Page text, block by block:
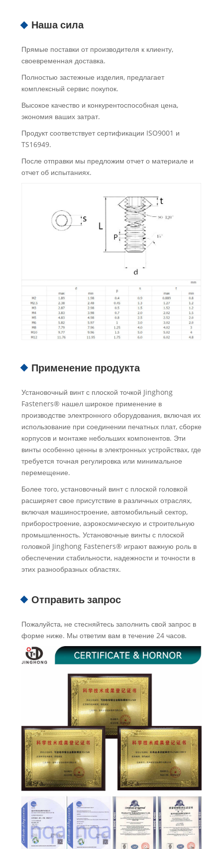
Наша сила
Прямые поставки от производителя к клиенту,
своевременная доставка.
Полностью застежные изделия, предлагает
комплексный сервис покупок.
Высокое качество и конкурентоспособная цена,
экономия ваших затрат.
Продукт соответствует сертификации ISO9001 и
TS16949.
После отправки мы предложим отчет о материале и
отчет об испытаниях.
Применение продукта
Установочный винт с плоской точкой Jinghong
Fasteners® нашел широкое применение в
производстве электронного оборудования, включая их
использование при соединении печатных плат, сборке
корпусов и монтаже небольших компонентов. Эти
винты особенно ценны в электронных устройствах, где
требуется точная регулировка или минимальное
перемещение.
Более того, установочный винт с плоской головкой
расширяет свое присутствие в различных отраслях,
включая машиностроение, автомобильный сектор,
приборостроение, аэрокосмическую и строительную
промышленность. Установочные винты с плоской
головкой Jinghong Fasteners® играют важную роль в
обеспечении стабильности, надежности и точности в
этих разнообразных областях.
Отправить запрос
Пожалуйста, не стесняйтесь заполнить свой запрос в
форме ниже. Мы ответим вам в течение 24 часов.